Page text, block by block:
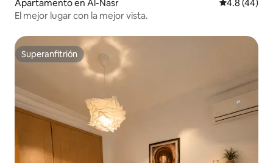
Apartamento en Al-Nasr Calificación
4.8 (44)
El mejor lugar con la mejor vista.
Superanfitrión
Superanfitrión